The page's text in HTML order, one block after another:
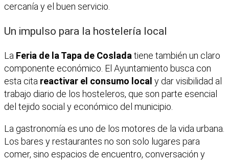
cercanía y el buen servicio.
Un impulso para la hostelería local
La Feria de la Tapa de Coslada tiene también un claro
componente económico. El Ayuntamiento busca con
esta cita reactivar el consumo local y dar visibilidad al
trabajo diario de los hosteleros, que son parte esencial
del tejido social y económico del municipio.
La gastronomía es uno de los motores de la vida urbana.
Los bares y restaurantes no son solo lugares para
comer, sino espacios de encuentro, conversación y